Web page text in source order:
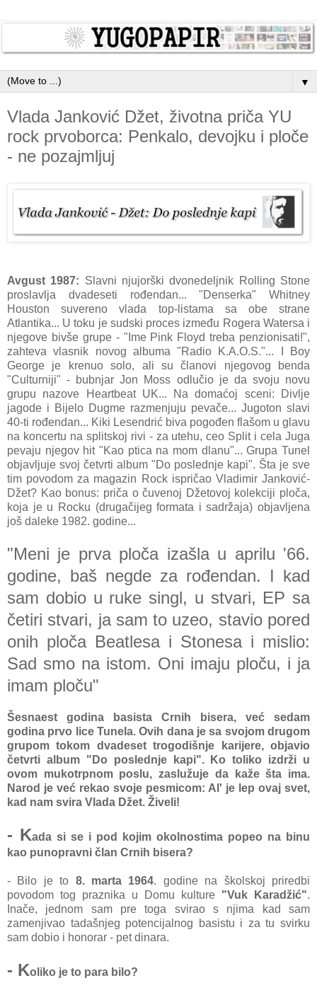
▼
Vlada Janković Džet, životna priča YU
rock prvoborca: Penkalo, devojku i ploče
- ne pozajmljuj
Avgust 1987: Slavni njujorški dvonedeljnik Rolling Stone
proslavlja dvadeseti rođendan... "Denserka" Whitney
Houston suvereno vlada top-listama sa obe strane
Atlantika... U toku je sudski proces između Rogera Watersa i
njegove bivše grupe - "Ime Pink Floyd treba penzionisati!",
zahteva vlasnik novog albuma "Radio K.A.O.S."... I Boy
George je krenuo solo, ali su članovi njegovog benda
"Culturniji" - bubnjar Jon Moss odlučio je da svoju novu
grupu nazove Heartbeat UK... Na domaćoj sceni: Divlje
jagode i Bijelo Dugme razmenjuju pevače... Jugoton slavi
40-ti rođendan... Kiki Lesendrić biva pogođen flašom u glavu
na koncertu na splitskoj rivi - za utehu, ceo Split i cela Juga
pevaju njegov hit "Kao ptica na mom dlanu"... Grupa Tunel
objavljuje svoj četvrti album "Do poslednje kapi". Šta je sve
tim povodom za magazin Rock ispričao Vladimir Janković-
Džet? Kao bonus: priča o čuvenoj Džetovoj kolekciji ploča,
koja je u Rocku (drugačijeg formata i sadržaja) objavljena
još daleke 1982. godine...
"Meni je prva ploča izašla u aprilu '66.
godine, baš negde za rođendan. I kad
sam dobio u ruke singl, u stvari, EP sa
četiri stvari, ja sam to uzeo, stavio pored
onih ploča Beatlesa i Stonesa i mislio:
Sad smo na istom. Oni imaju ploču, i ja
imam ploču"
Šesnaest godina basista Crnih bisera, već sedam
godina prvo lice Tunela. Ovih dana je sa svojom drugom
grupom tokom dvadeset trogodišnje karijere, objavio
četvrti album "Do poslednje kapi". Ko toliko izdrži u
ovom mukotrpnom poslu, zaslužuje da kaže šta ima.
Narod je već rekao svoje pesmicom: Al' je lep ovaj svet,
kad nam svira Vlada Džet. Živeli!
- Kada si se i pod kojim okolnostima popeo na binu
kao punopravni član Crnih bisera?
- Bilo je to 8. marta 1964. godine na školskoj priredbi
povodom tog praznika u Domu kulture "Vuk Karadžić".
Inače, jednom sam pre toga svirao s njima kad sam
zamenjivao tadašnjeg potencijalnog basistu i za tu svirku
sam dobio i honorar - pet dinara.
- Koliko je to para bilo?